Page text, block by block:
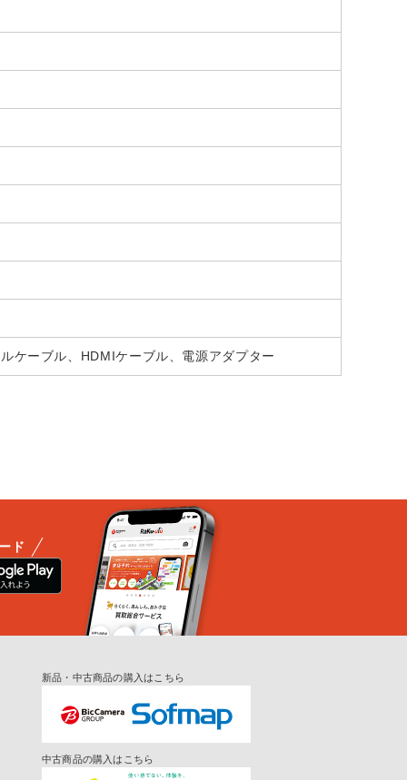
ケーブル、HDMIケーブル、電源アダプター
ド
新品・中古商品の購入はこちら
中古商品の購入はこちら